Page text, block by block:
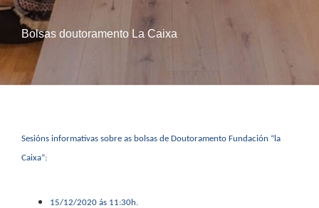
Bolsas doutoramento La Caixa
Sesións informativas sobre as bolsas de Doutoramento Fundación “la
Caixa”:
15/12/2020 ás 11:30h.